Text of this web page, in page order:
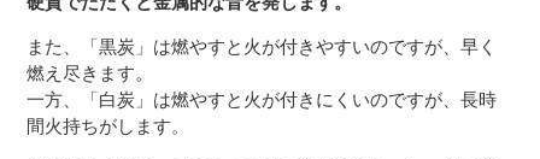
また、「黒炭」は燃やすと火が付きやすいのですが、早く
燃え尽きます。
一方、「白炭」は燃やすと火が付きにくいのですが、長時
間火持ちがします。